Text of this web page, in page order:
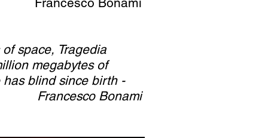
space, Tragedia
megabytes of
blind since birth -
Francesco Bonami